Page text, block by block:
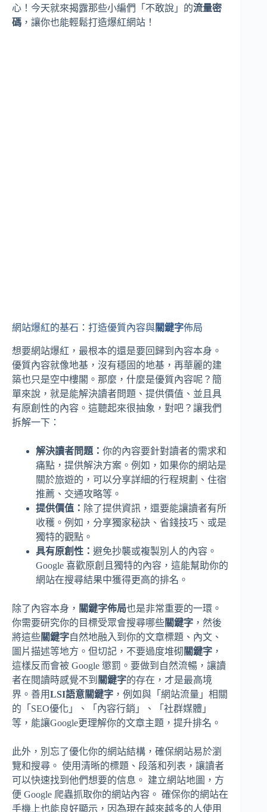
心！今天就來揭露那些小編們「不敢說」的流量密
碼 ，讓你也能輕鬆打造爆紅網站！
網站爆紅的基石：打造優質內容與關鍵字佈局
想要網站爆紅，最根本的還是要回歸到內容本身。
優質內容就像地基，沒有穩固的地基，再華麗的建
築也只是空中樓閣。那麼，什麼是優質內容呢？簡
單來說，就是能解決讀者問題、提供價值、並且具
有原創性的內容。這聽起來很抽象，對吧？讓我們
拆解一下：
解決讀者問題： 你的內容要針對讀者的需求和
痛點，提供解決方案。例如，如果你的網站是
關於旅遊的，可以分享詳細的行程規劃、住宿
推薦、交通攻略等。
提供價值： 除了提供資訊，還要能讓讀者有所
收穫。例如，分享獨家秘訣、省錢技巧、或是
獨特的觀點。
具有原創性： 避免抄襲或複製別人的內容。
Google 喜歡原創且獨特的內容，這能幫助你的
網站在搜尋結果中獲得更高的排名。
除了內容本身， 關鍵字佈局也是非常重要的一環。
你需要研究你的目標受眾會搜尋哪些關鍵字 ，然後
將這些關鍵字自然地融入到你的文章標題、內文、
圖片描述等地方。但切記，不要過度堆砌 關鍵字 ，
這樣反而會被 Google 懲罰。要做到自然流暢，讓讀
者在閱讀時感覺不到 關鍵字的存在，才是最高境
界。善用LSI語意關鍵字 ，例如與「網站流量」相關
的「SEO優化」、「內容行銷」、「社群媒體」
等，能讓Google更理解你的文章主題，提升排名。
此外，別忘了優化你的網站結構，確保網站易於瀏
覽和搜尋。 使用清晰的標題、段落和列表，讓讀者
可以快速找到他們想要的信息。 建立網站地圖，方
便 Google 爬蟲抓取你的網站內容。 確保你的網站在
手機上也能良好顯示，因為現在越來越多的人使用